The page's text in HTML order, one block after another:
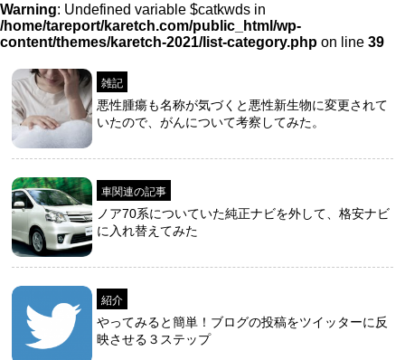
Warning: Undefined variable $catkwds in
/home/tareport/karetch.com/public_html/wp-
content/themes/karetch-2021/list-category.php on line 39
雑記
悪性腫瘍も名称が気づくと悪性新生物に変更されて
いたので、がんについて考察してみた。
車関連の記事
ノア70系についていた純正ナビを外して、格安ナビ
に入れ替えてみた
紹介
やってみると簡単！ブログの投稿をツイッターに反
映させる３ステップ